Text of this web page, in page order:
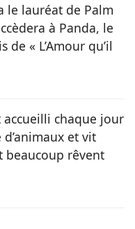
le lauréat de Palm
à Panda, le
de « L’Amour qu’il
accueilli chaque jour
et vit
beaucoup rêvent